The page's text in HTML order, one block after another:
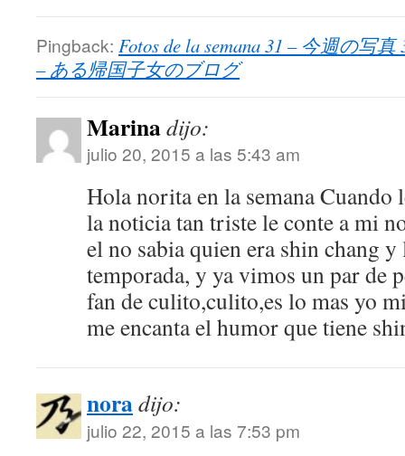
Pingback: Fotos de la semana 31 – 今週の写真
– ある帰国子女のブログ
Marinadijo:
julio 20, 2015 a las 5:43 am
Hola norita en la semana Cuando
la noticia tan triste le conte a mi
el no sabia quien era shin chang
temporada, y ya vimos un par de
fan de culito,culito,es lo mas yo
me encanta el humor que tiene
noradijo:
julio 22, 2015 a las 7:53 pm